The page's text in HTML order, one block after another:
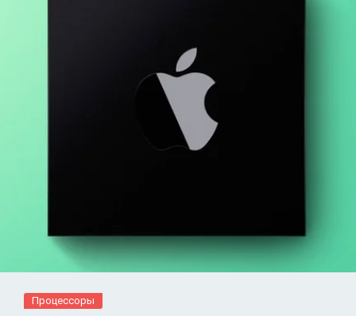
Процессоры